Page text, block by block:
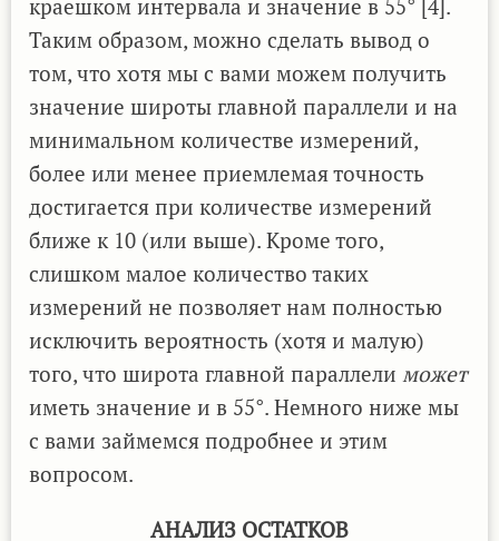
краешком интервала и значение в 55° [4].
Таким образом, можно сделать вывод о
том, что хотя мы с вами можем получить
значение широты главной параллели и на
минимальном количестве измерений,
более или менее приемлемая точность
достигается при количестве измерений
ближе к 10 (или выше). Кроме того,
слишком малое количество таких
измерений не позволяет нам полностью
исключить вероятность (хотя и малую)
того, что широта главной параллели может
иметь значение и в 55°. Немного ниже мы
с вами займемся подробнее и этим
вопросом.
АНАЛИЗ ОСТАТКОВ